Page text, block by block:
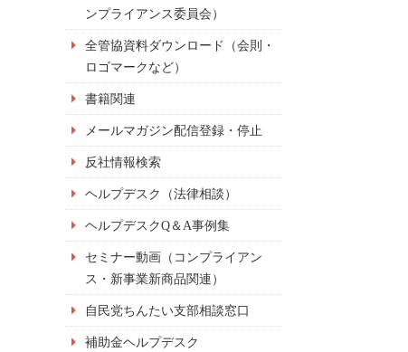
ンプライアンス委員会）
全管協資料ダウンロード（会則・
ロゴマークなど）
書籍関連
メールマガジン配信登録・停止
反社情報検索
ヘルプデスク（法律相談）
ヘルプデスクQ＆A事例集
セミナー動画（コンプライアン
ス・新事業新商品関連）
自民党ちんたい支部相談窓口
補助金ヘルプデスク